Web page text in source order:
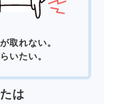
取れない。
いたい。
は